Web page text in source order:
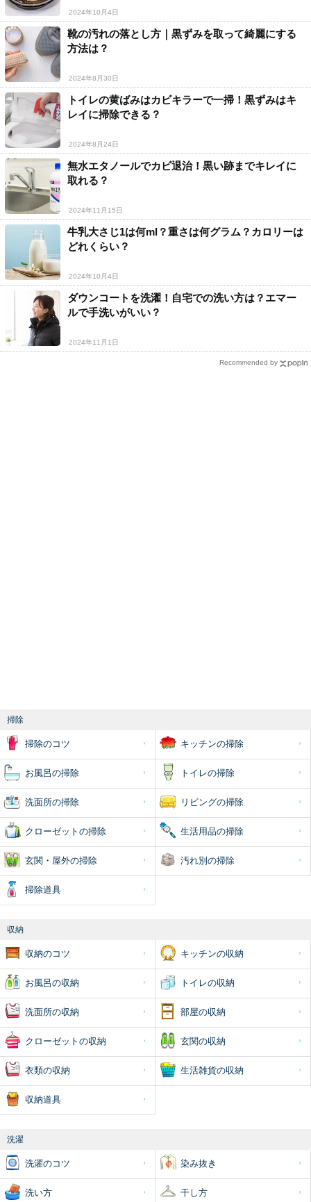
2024年10月4日
靴の汚れの落とし方｜黒ずみを取って綺麗にする
方法は？
2024年8月30日
トイレの黄ばみはカビキラーで一掃！黒ずみはキ
レイに掃除できる？
2024年8月24日
無水エタノールでカビ退治！黒い跡までキレイに
取れる？
2024年11月15日
牛乳大さじ1は何ml？重さは何グラム？カロリーは
どれくらい？
2024年10月4日
ダウンコートを洗濯！自宅での洗い方は？エマー
ルで手洗いがいい？
2024年11月1日
Recommended by
掃除
掃除のコツ キッチンの掃除
お風呂の掃除 トイレの掃除
洗面所の掃除 リビングの掃除
クローゼットの掃除 生活用品の掃除
玄関・屋外の掃除 汚れ別の掃除
掃除道具
収納
収納のコツ キッチンの収納
お風呂の収納 トイレの収納
洗面所の収納 部屋の収納
クローゼットの収納 玄関の収納
衣類の収納 生活雑貨の収納
収納道具
洗濯
洗濯のコツ 染み抜き
洗い方 干し方